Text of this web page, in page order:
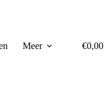
Meer €0,00